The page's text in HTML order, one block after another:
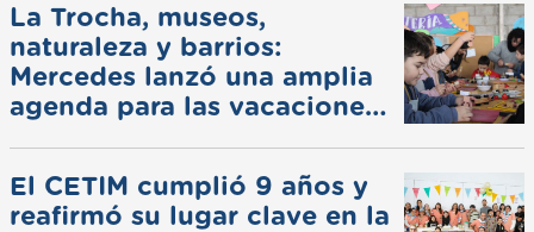
La Trocha, museos,
naturaleza y barrios:
Mercedes lanzó una amplia
agenda para las vacaciones
El CETIM cumplió 9 años y
reafirmó su lugar clave en la